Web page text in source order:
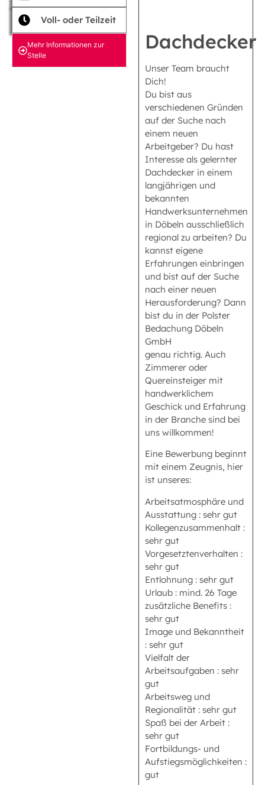
Voll- oder Teilzeit
Mehr Informationen zur
Stelle
Dachdecker
Unser Team braucht
Dich!
Du bist aus
verschiedenen Gründen
auf der Suche nach
einem neuen
Arbeitgeber? Du hast
Interesse als gelernter
Dachdecker in einem
langjährigen und
bekannten
Handwerksunternehmen
in Döbeln ausschließlich
regional zu arbeiten? Du
kannst eigene
Erfahrungen einbringen
und bist auf der Suche
nach einer neuen
Herausforderung? Dann
bist du in der Polster
Bedachung Döbeln
GmbH
genau richtig. Auch
Zimmerer oder
Quereinsteiger mit
handwerklichem
Geschick und Erfahrung
in der Branche sind bei
uns willkommen!
Eine Bewerbung beginnt
mit einem Zeugnis, hier
ist unseres:
Arbeitsatmosphäre und
Ausstattung : sehr gut
Kollegenzusammenhalt :
sehr gut
Vorgesetztenverhalten :
sehr gut
Entlohnung : sehr gut
Urlaub : mind. 26 Tage
zusätzliche Benefits :
sehr gut
Image und Bekanntheit
: sehr gut
Vielfalt der
Arbeitsaufgaben : sehr
gut
Arbeitsweg und
Regionalität : sehr gut
Spaß bei der Arbeit :
sehr gut
Fortbildungs- und
Aufstiegsmöglichkeiten :
gut